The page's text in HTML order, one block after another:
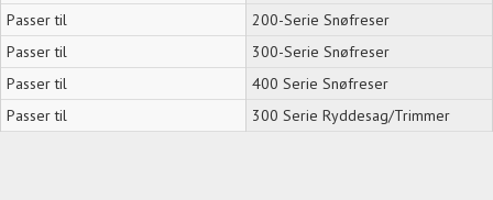
Passer til
200-Serie Snøfreser
Passer til
300-Serie Snøfreser
Passer til
400 Serie Snøfreser
Passer til
300 Serie Ryddesag/Trimmer